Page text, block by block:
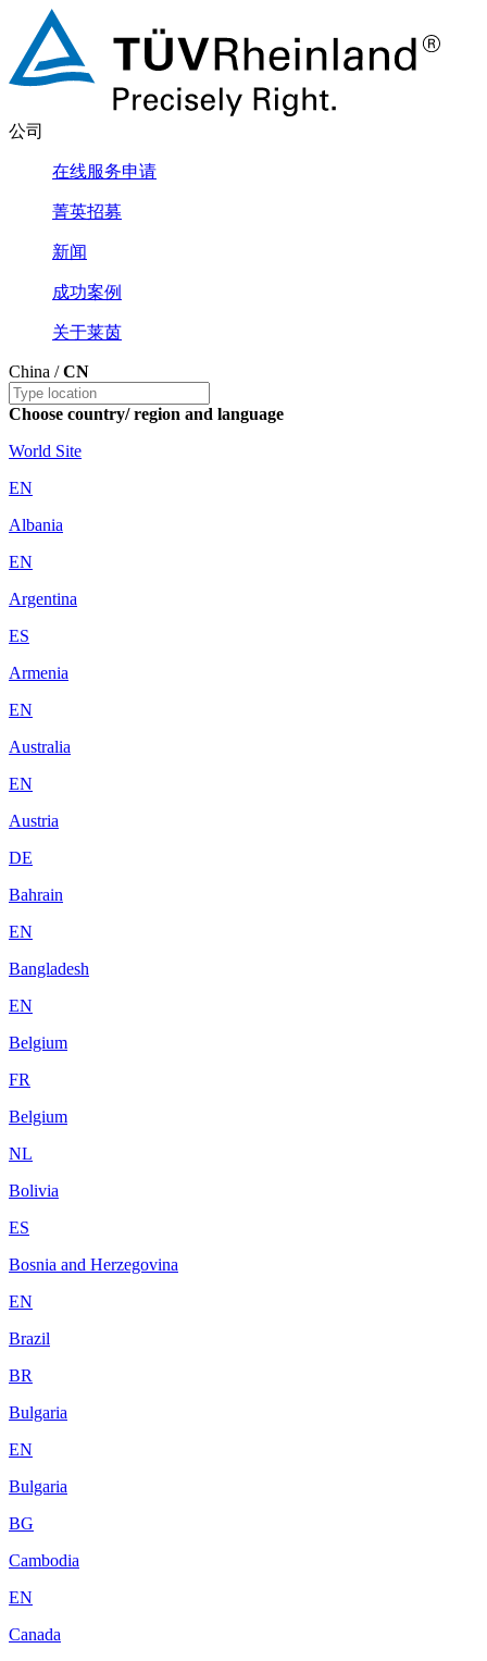
公司
在线服务申请
菁英招募
新闻
成功案例
关于莱茵
China /CN
Choose country/ region and language
World Site
EN
Albania
EN
Argentina
ES
Armenia
EN
Australia
EN
Austria
DE
Bahrain
EN
Bangladesh
EN
Belgium
FR
Belgium
NL
Bolivia
ES
Bosnia and Herzegovina
EN
Brazil
BR
Bulgaria
EN
Bulgaria
BG
Cambodia
EN
Canada